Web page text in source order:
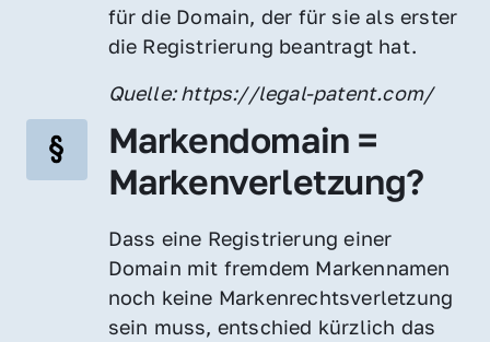
für die Domain, der für sie als erster
die Registrierung beantragt hat.
Quelle: https://legal-patent.com/
Markendomain =
Markenverletzung?
Dass eine Registrierung einer
Domain mit fremdem Markennamen
noch keine Markenrechtsverletzung
sein muss, entschied kürzlich das